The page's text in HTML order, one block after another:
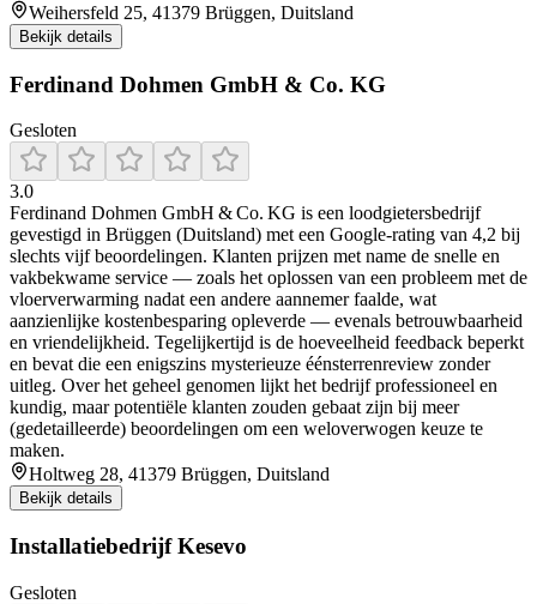
Weihersfeld 25, 41379 Brüggen, Duitsland
Bekijk details
Ferdinand Dohmen GmbH & Co. KG
Gesloten
3.0
Ferdinand Dohmen GmbH & Co. KG is een loodgietersbedrijf
gevestigd in Brüggen (Duitsland) met een Google-rating van 4,2 bij
slechts vijf beoordelingen. Klanten prijzen met name de snelle en
vakbekwame service — zoals het oplossen van een probleem met de
vloerverwarming nadat een andere aannemer faalde, wat
aanzienlijke kostenbesparing opleverde — evenals betrouwbaarheid
en vriendelijkheid. Tegelijkertijd is de hoeveelheid feedback beperkt
en bevat die een enigszins mysterieuze éénsterrenreview zonder
uitleg. Over het geheel genomen lijkt het bedrijf professioneel en
kundig, maar potentiële klanten zouden gebaat zijn bij meer
(gedetailleerde) beoordelingen om een weloverwogen keuze te
maken.
Holtweg 28, 41379 Brüggen, Duitsland
Bekijk details
Installatiebedrijf Kesevo
Gesloten